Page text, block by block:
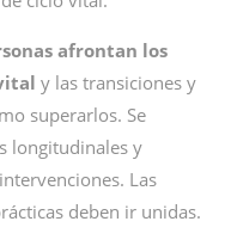
afrontan los
y las transiciones y
superarlos. Se
longitudinales y
Las
deben ir unidas.